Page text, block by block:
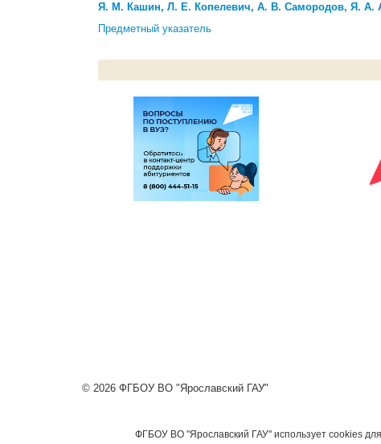
Я. М. Кашин, Л. Е. Копелевич, А. В. Самородов, Я. А.
Предметный указатель
© 2026 ФГБОУ ВО "Ярославский ГАУ"
ФГБОУ ВО "Ярославский ГАУ" использует cookies